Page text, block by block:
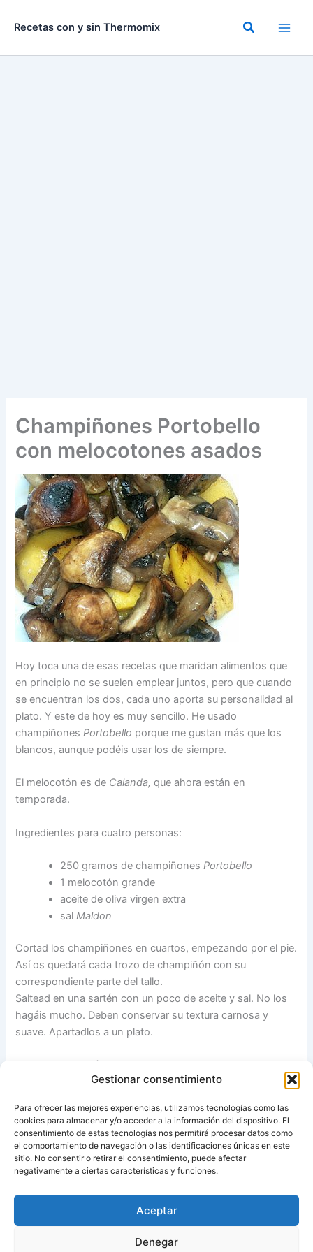
Gestionar consentimiento
Para ofrecer las mejores experiencias, utilizamos tecnologías como las
cookies para almacenar y/o acceder a la información del dispositivo. El
consentimiento de estas tecnologías nos permitirá procesar datos como
el comportamiento de navegación o las identificaciones únicas en este
sitio. No consentir o retirar el consentimiento, puede afectar
negativamente a ciertas características y funciones.
Aceptar
Denegar
Recetas con y sin Thermomix Buscar
Champiñones Portobello
con melocotones asados
Hoy toca una de esas recetas que maridan alimentos que
en principio no se suelen emplear juntos, pero que cuando
se encuentran los dos, cada uno aporta su personalidad al
plato. Y este de hoy es muy sencillo. He usado
champiñones Portobello porque me gustan más que los
blancos, aunque podéis usar los de siempre.
El melocotón es de Calanda, que ahora están en
temporada.
Ingredientes para cuatro personas:
250 gramos de champiñonesPortobello
1 melocotón grande
aceite de oliva virgen extra
salMaldon
Cortad los champiñones en cuartos, empezando por el pie.
Así os quedará cada trozo de champiñón con su
correspondiente parte del tallo.
Saltead en una sartén con un poco de aceite y sal. No los
hagáis mucho. Deben conservar su textura carnosa y
suave. Apartadlos a un plato.
melocotón pelado y cortado en trozos irregulares. Cuando
Servid los champiñones y el melocotón asado con un poco
de sal Maldon y un chorrito de aceite de oliva virgen extra.
Fuente:No tengo Thermomix
ANTERIOR SIGUIENTE